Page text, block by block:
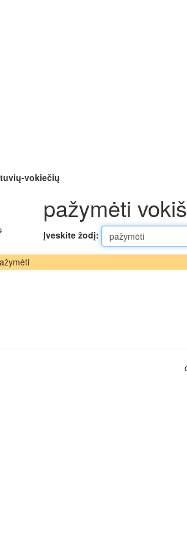
vokiečių
pažymėti
Įveskite žodį: